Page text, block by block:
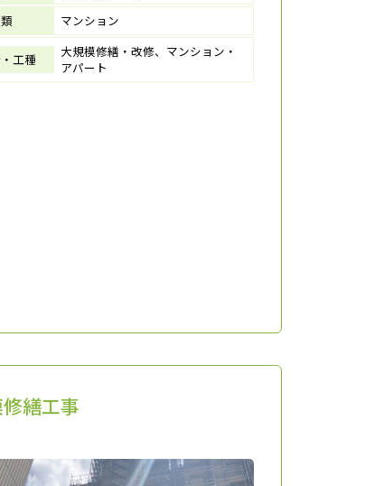
マンション
工種
大規模修繕・改修、マンション・
アパート
繕工事